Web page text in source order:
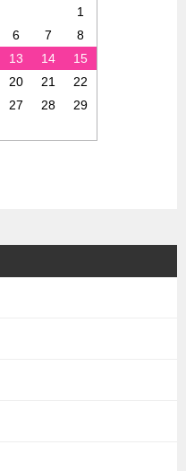
1
6 7
8
13 14
15
20 21
22
27 28
29